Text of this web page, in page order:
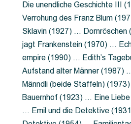
Die unendliche Geschichte III
Verrohung des Franz Blum
Sklavin (1927) …
jagt Frankenstein (1970) …
empire (1990) … Edith’s
Aufstand alter Männer (1987)
Männdli (beide Staffeln)
Bauernhof (1923) … Eine
… Emil und die Detektive